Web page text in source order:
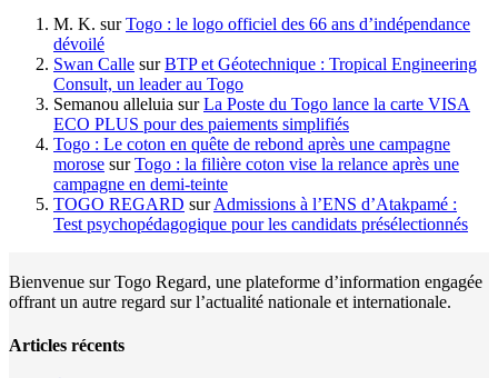
M. K. surTogo : le logo officiel des 66 ans d’indépendance
dévoilé
Swan Calle surBTP et Géotechnique : Tropical Engineering
Consult, un leader au Togo
Semanou alleluia surLa Poste du Togo lance la carte VISA
ECO PLUS pour des paiements simplifiés
Togo : Le coton en quête de rebond après une campagne
morose surTogo : la filière coton vise la relance après une
campagne en demi-teinte
TOGO REGARD surAdmissions à l’ENS d’Atakpamé :
Test psychopédagogique pour les candidats présélectionnés
Bienvenue sur Togo Regard, une plateforme d’information engagée
offrant un autre regard sur l’actualité nationale et internationale.
Articles récents